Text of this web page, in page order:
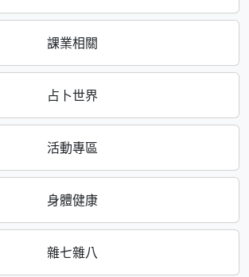
課業相關
占卜世界
活動專區
身體健康
雜七雜八